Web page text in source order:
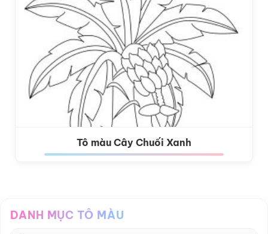
Tô màu Cây Chuối Xanh
DANH MỤC TÔ MÀU